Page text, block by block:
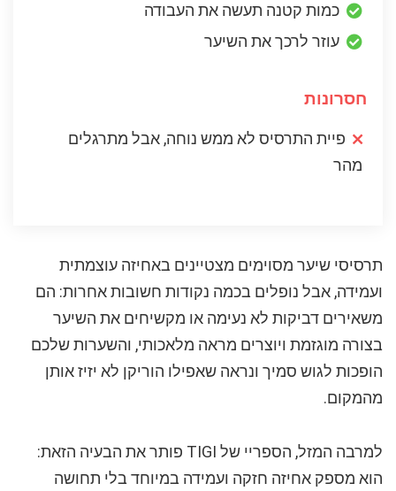
כמות קטנה תעשה את העבודה
עוזר לרכך את השיער
חסרונות
פיית התרסיס לא ממש נוחה, אבל מתרגלים
מהר
תרסיסי שיער מסוימים מצטיינים באחיזה עוצמתית
ועמידה, אבל נופלים בכמה נקודות חשובות אחרות: הם
משאירים דביקות לא נעימה או מקשיחים את השיער
בצורה מוגזמת ויוצרים מראה מלאכותי, והשערות שלכם
הופכות לגוש סמיך ונראה שאפילו הוריקן לא יזיז אותן
מהמקום.
למרבה המזל, הספריי של TIGI פותר את הבעיה הזאת:
הוא מספק אחיזה חזקה ועמידה במיוחד בלי תחושה